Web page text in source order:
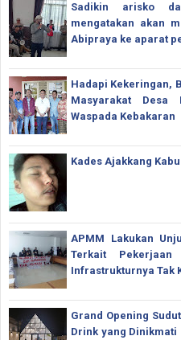
Sadikin arisko
mengatakan akan
Abipraya ke aparat
Hadapi Kekeringan,
Masyarakat Desa
Waspada Kebakaran
Kades Ajakkang
APMM Lakukan
Terkait
Infrastrukturnya Tak
Grand Opening
Drink yang Dinikmati